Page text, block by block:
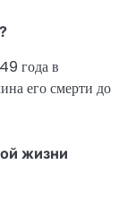
года в
его смерти до
жизни